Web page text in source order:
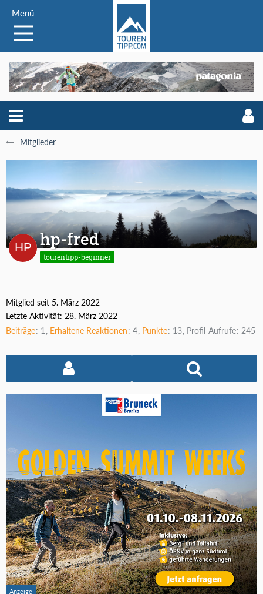
Menü
Mitglieder
hp-fred
tourentipp-beginner
Mitglied seit 5. März 2022
Letzte Aktivität: 28. März 2022
Beiträge 1 Erhaltene Reaktionen 4 Punkte 13 Profil-Aufrufe 245